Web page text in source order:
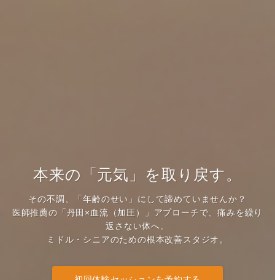
本来の「元気」を取り戻す。
​その不調、「年齢のせい」にして諦めていませんか？
医師推薦の「丹田×血流（加圧）」アプローチで、痛みを繰り
返さない体へ。
ミドル・シニアのための根本改善スタジオ。